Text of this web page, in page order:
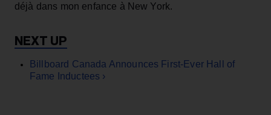
déjà dans mon enfance à New York.
Billboard Canada Announces First-Ever Hall of
Fame Inductees ›